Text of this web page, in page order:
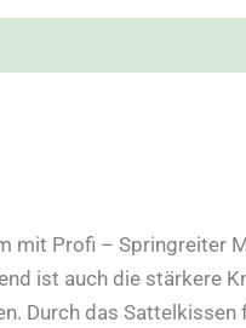
Profi – Springreiter
ist auch die stärkere
Durch das